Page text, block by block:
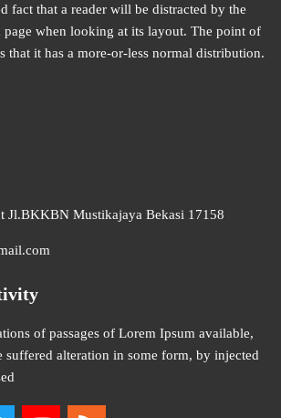
fact that a reader will be distracted by the
page when looking at its layout. The point of
that it has a more-or-less normal distribution.
Jl.BKKBN Mustikajaya Bekasi 17158
of passages of Lorem Ipsum available,
suffered alteration in some form, by injected